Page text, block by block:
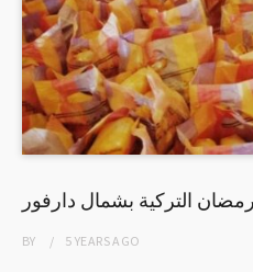
التركية بشمال دارفور
BY 5 YEARSAGO